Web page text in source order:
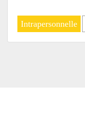
Intrapersonnelle